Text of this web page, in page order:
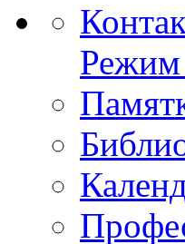
Режим